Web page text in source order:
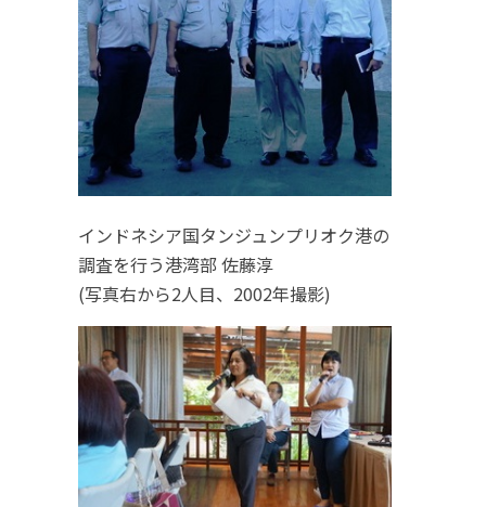
インドネシア国タンジュンプリオク港の
調査を行う港湾部 佐藤淳
(写真右から2人目、2002年撮影)